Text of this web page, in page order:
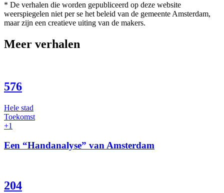
* De verhalen die worden gepubliceerd op deze website
weerspiegelen niet per se het beleid van de gemeente Amsterdam,
maar zijn een creatieve uiting van de makers.
Meer verhalen
576
Hele stad
Toekomst
+1
Een “Handanalyse” van Amsterdam
204